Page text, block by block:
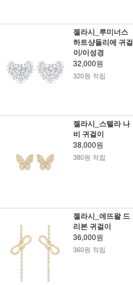
젤라시_루미너스
하트샹들리에 귀걸
이/이성경
32,000원
320원 적립
젤라시_스텔라 나
비 귀걸이
38,000원
380원 적립
젤라시_에뜨왈 드
리본 귀걸이
36,000원
360원 적립